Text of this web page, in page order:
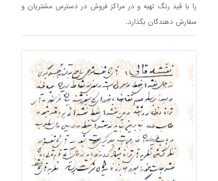
را با قید رنگ تهیه و در مراکز فروش در دسترس مشتریان و
سفارش‌ دهندگان بگذارد.